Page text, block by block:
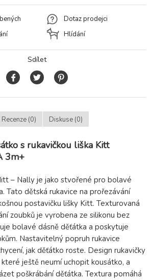
Dotaz prodejci
Hlídání
Sdílet
Recenze (0) Diskuse (0)
s rukavičkou liška Kitt
3m+
– Nally je jako stvořené pro bolavé
Tato dětská rukavice na prořezávání
postavičku lišky Kitt. Texturovaná
zoubků je vyrobena ze silikonu bez
bolavé dásně děťátka a poskytuje
Nastavitelný popruh rukavice
jak děťátko roste. Design rukavičky
ještě neumí uchopit kousátko, a
poškrábání děťátka. Textura pomáhá